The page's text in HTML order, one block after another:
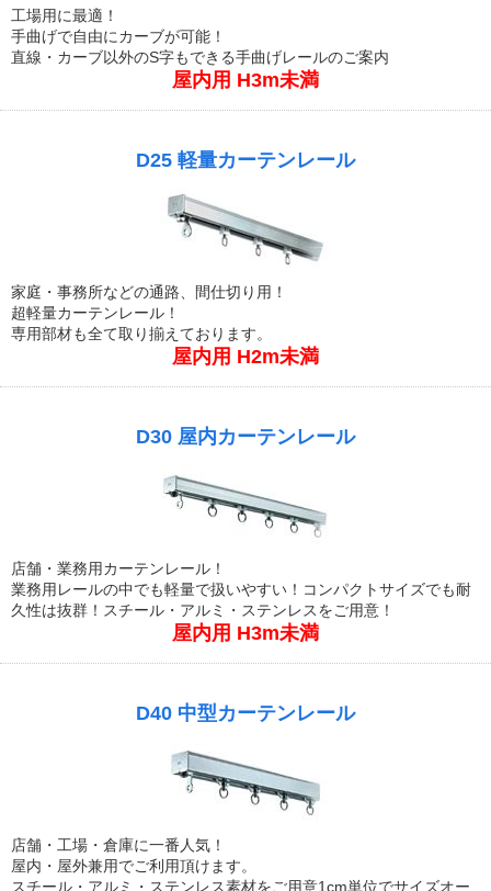
工場用に最適！
手曲げで自由にカーブが可能！
直線・カーブ以外のS字もできる手曲げレールのご案内
屋内用 H3m未満
D25 軽量カーテンレール
家庭・事務所などの通路、間仕切り用！
超軽量カーテンレール！
専用部材も全て取り揃えております。
屋内用 H2m未満
D30 屋内カーテンレール
店舗・業務用カーテンレール！
業務用レールの中でも軽量で扱いやすい！コンパクトサイズでも耐
久性は抜群！スチール・アルミ・ステンレスをご用意！
屋内用 H3m未満
D40 中型カーテンレール
店舗・工場・倉庫に一番人気！
屋内・屋外兼用でご利用頂けます。
スチール・アルミ・ステンレス素材をご用意1cm単位でサイズオー